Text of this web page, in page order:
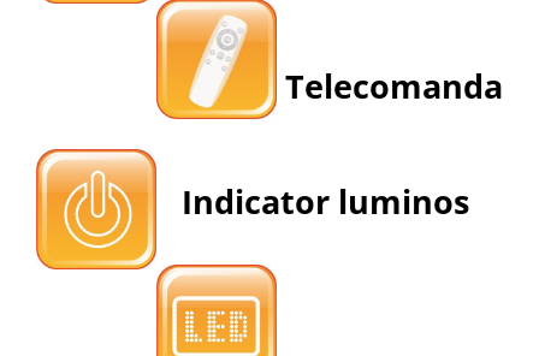
Telecomanda
Indicator luminos